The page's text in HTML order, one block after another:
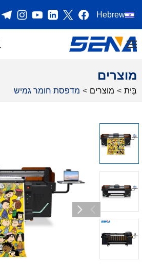
Hebrew
מוצרים
בַּיִת > מוצרים > מדפסת חומר גמיש